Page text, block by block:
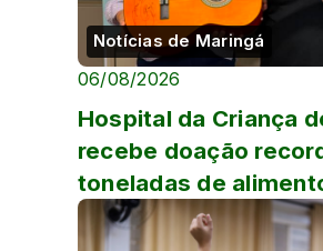
Notícias de Maringá
06/08/2026
Hospital da Criança
recebe doação
toneladas de
autografado por